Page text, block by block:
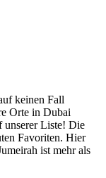
keinen Fall
Orte in Dubai
unserer Liste! Die
Favoriten. Hier
ist mehr als